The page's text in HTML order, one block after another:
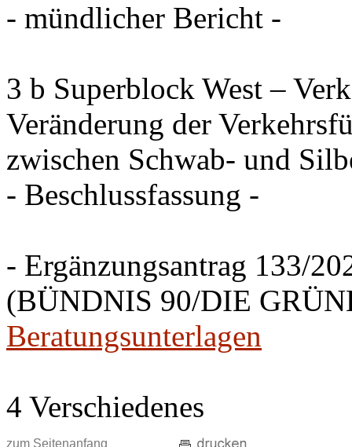
- mündlicher Bericht -
3 b Superblock West –
Veränderung der
zwischen Schwab- und
- Beschlussfassung -
- Ergänzungsantrag 133/
(BÜNDNIS 90/DIE
Beratungsunterlagen
4 Verschiedenes
zum Seitenanfang